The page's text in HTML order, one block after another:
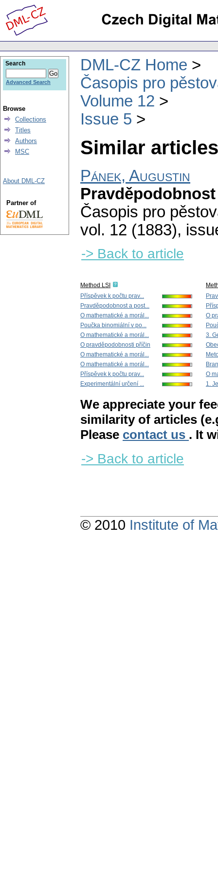
DML-CZ Home
Časopis pro
Volume 12
Issue 5
Similar
Pánek, Augustin
Časopis pro
vol. 12 (1883),
-> Back to article
Method LSI
Příspěvek k počtu prav...
Pravděpodobnost a post...
O mathematické a morál...
Poučka binomiální v po...
O mathematické a morál...
O pravděpodobnosti příčin
O mathematické a morál...
O mathematické a morál...
Příspěvek k počtu prav...
Experimentální určení ...
O
3.
O
1.
We appreciate your
similarity of articles
Please contact us . It
-> Back to article
Search
Advanced Search
Browse
Collections
Titles
Authors
MSC
About DML-CZ
Partner of
© 2010 Institute of